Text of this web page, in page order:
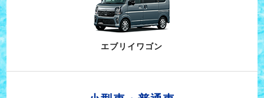
エブリイワゴン